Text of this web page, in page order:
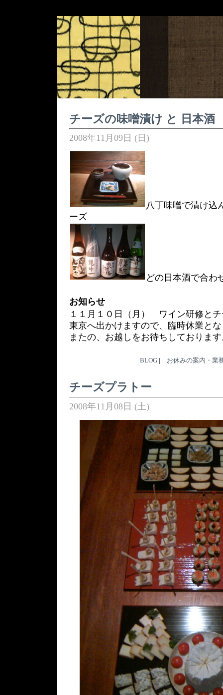
チーズの味噌漬け と 日本酒
2008年11月09日 (日)
八丁味噌で漬け込
ーズ
どの日本酒で合わ
お知らせ
１１月１０日（月） ワイン研修と
東京へ出かけますので、臨時休業と
またの、お越しをお待ちしておりま
BLOG | お休みの案内・業
チーズプラトー
2008年11月08日 (土)